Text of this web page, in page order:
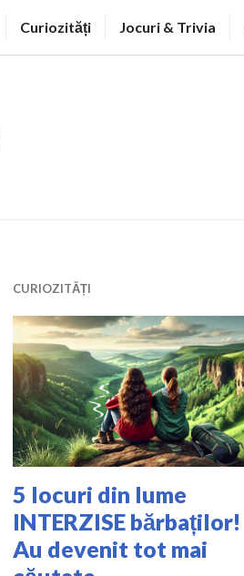
Curiozități Jocuri & Trivia
CURIOZITĂȚI
5 locuri din lume
INTERZISE bărbaților!
Au devenit tot mai